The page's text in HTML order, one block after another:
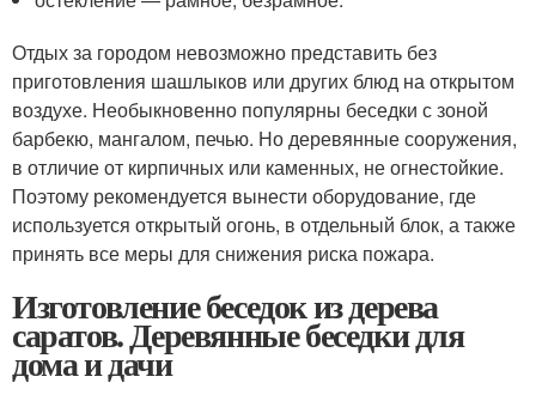
Отдых за городом невозможно представить без
приготовления шашлыков или других блюд на открытом
воздухе. Необыкновенно популярны беседки с зоной
барбекю, мангалом, печью. Но деревянные сооружения,
в отличие от кирпичных или каменных, не огнестойкие.
Поэтому рекомендуется вынести оборудование, где
используется открытый огонь, в отдельный блок, а также
принять все меры для снижения риска пожара.
Изготовление беседок из дерева
саратов. Деревянные беседки для
дома и дачи